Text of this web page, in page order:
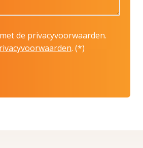
de privacyvoorwaarden.
. (*)